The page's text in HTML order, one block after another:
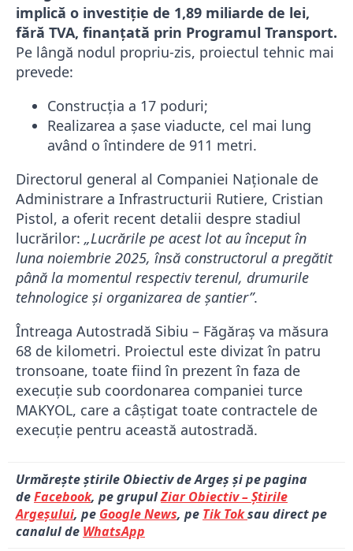
implică o investiție de 1,89 miliarde de lei,
fără TVA, finanțată prin Programul Transport.
Pe lângă nodul propriu-zis, proiectul tehnic mai
prevede:
Construcția a 17 poduri;
Realizarea a șase viaducte, cel mai lung
având o întindere de 911 metri.
Directorul general al Companiei Naționale de
Administrare a Infrastructurii Rutiere, Cristian
Pistol, a oferit recent detalii despre stadiul
lucrărilor: „Lucrările pe acest lot au început în
luna noiembrie 2025, însă constructorul a pregătit
până la momentul respectiv terenul, drumurile
tehnologice și organizarea de șantier”.
Întreaga Autostradă Sibiu – Făgăraș va măsura
68 de kilometri. Proiectul este divizat în patru
tronsoane, toate fiind în prezent în faza de
execuție sub coordonarea companiei turce
MAKYOL, care a câștigat toate contractele de
execuție pentru această autostradă.
Urmărește știrile Obiectiv de Argeș și pe pagina
deFacebook, pe grupulZiar Obiectiv – Știrile
Argeșului, pe Google News, pe Tik Toksau direct pe
canalul de WhatsApp